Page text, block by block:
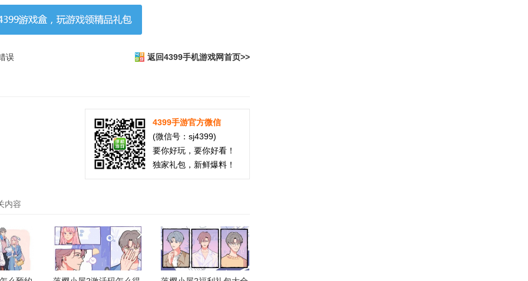
误 返回4399手机游戏网首页>>
4399手游官方微信
(微信号：sj4399)
要你好玩，要你好看！
独家礼包，新鲜爆料！
内容